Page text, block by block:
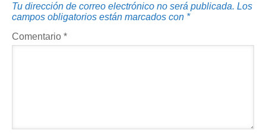
Tu dirección de correo electrónico no será publicada. Los
campos obligatorios están marcados con *
Comentario *